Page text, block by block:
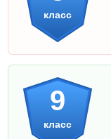
класс
9
класс